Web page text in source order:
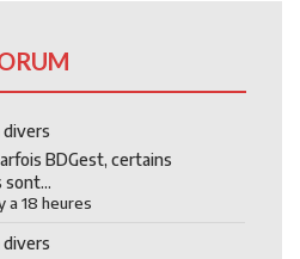
divers
BDGest, certains
a 18 heures
divers